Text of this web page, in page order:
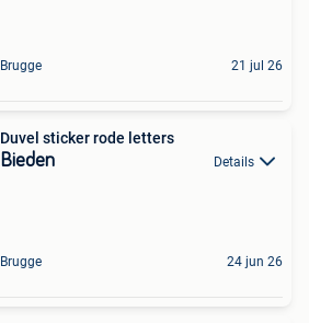
Brugge 21 jul 26
Duvel sticker rode letters
Bieden Details
Brugge 24 jun 26